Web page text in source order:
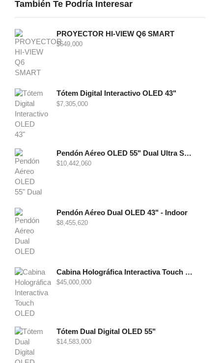
También Te Podría Interesar
PROYECTOR HI-VIEW Q6 SMART
$649,000
Tótem Digital Interactivo OLED 43"
$7,305,000
Pendón Aéreo OLED 55" Dual Ultra Slim - Indoor
$10,442,060
Pendón Aéreo Dual OLED 43" - Indoor
$8,455,620
Cabina Holográfica Interactiva Touch OLED 86"
$45,000,000
Tótem Dual Digital OLED 55"
$14,583,000